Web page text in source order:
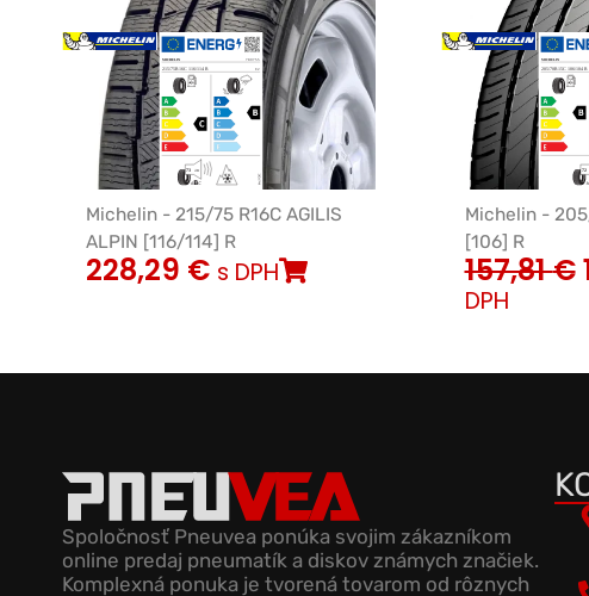
Michelin - 215/75 R16C AGILIS
ALPIN [116/114] R
228,29 € s DPH
Michelin -
[106] R
157,81€
DPH
Spoločnosť Pneuvea ponúka svojim zákazníkom
online predaj pneumatík a diskov známych značiek.
Komplexná ponuka je tvorená tovarom od rôznych